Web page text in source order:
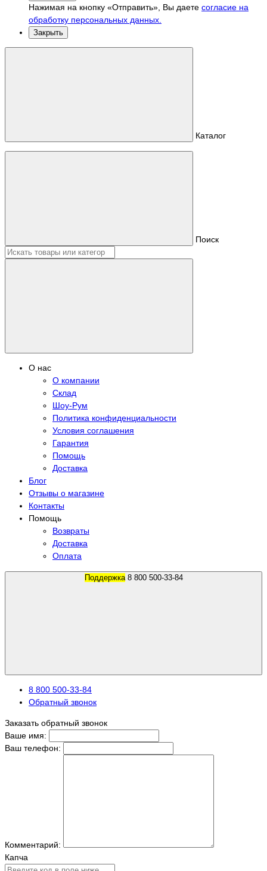
Нажимая на кнопку «Отправить», Вы даете согласие на
обработку персональных данных.
Закрыть
Каталог
Поиск
О нас
О компании
Склад
Шоу-Рум
Политика конфиденциальности
Условия соглашения
Гарантия
Помощь
Доставка
Блог
Отзывы о магазине
Контакты
Помощь
Возвраты
Доставка
Оплата
Поддержка 8 800 500-33-84
8 800 500-33-84
Обратный звонок
Заказать обратный звонок
Ваше имя:
Ваш телефон:
Комментарий:
Капча